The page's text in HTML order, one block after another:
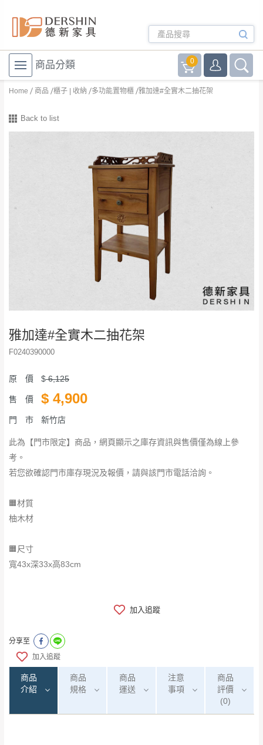
商品分類 0
Home 商品 櫃子 | 收納 多功能置物櫃 雅加達#全實木二抽花架
Back to list
雅加達#全實木二抽花架
F0240390000
原 價 $6,125
售 價 $ 4,900
門 市 新竹店
此為【門市限定】商品，網頁顯示之庫存資訊與售價僅為線上參
考。
若您欲確認門市庫存現況及報價，請與該門市電話洽詢。
🟧材質
柚木材
🟧尺寸
寬43x深33x高83cm
加入追蹤
分享至
加入追蹤
商品
介紹
商品
規格
商品
運送
注意
事項
商品
評價
(0)